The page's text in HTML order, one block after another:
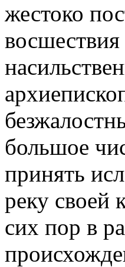
жестоко
восшествия
большое
принять
реку своей
сих пор в